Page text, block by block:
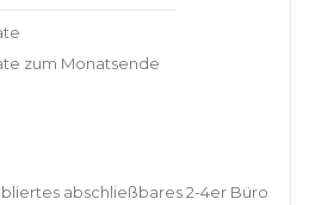
zum Monatsende
abschließbares 2-4er Büro